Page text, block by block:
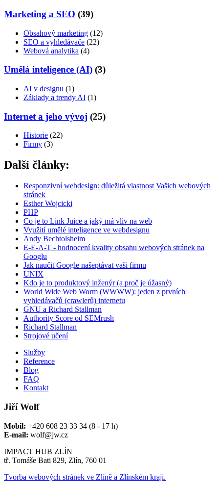
Marketing a SEO (39)
Obsahový marketing (12)
SEO a vyhledávače (22)
Webová analytika (4)
Umělá inteligence (AI) (3)
AI v designu (1)
Základy a trendy AI (1)
Internet a jeho vývoj (25)
Historie (22)
Firmy (3)
Další články:
Responzivní webdesign: důležitá vlastnost Vašich webových
stránek
Esther Wojcicki
PHP
Co je to Link Juice a jaký má vliv na web
Využití umělé inteligence ve webdesignu
Andy Bechtolsheim
E-E-A-T - hodnocení kvality obsahu webových stránek na
Googlu
Jak naučit Google našeptávat vaši firmu
UNIX
Kdo je to produktový inženýr (a proč je úžasný)
World Wide Web Worm (WWWW): jeden z prvních
vyhledávačů (crawlerů) internetu
GNU a Richard Stallman
Authority Score od SEMrush
Richard Stallman
Strojové učení
Služby
Reference
Blog
FAQ
Kontakt
Jiří Wolf
Mobil: +420 608 23 33 34 (8 - 17 h)
E-mail: wolf@jw.cz
IMPACT HUB ZLÍN
tř. Tomáše Bati 829, Zlín, 760 01
Tvorba webových stránek ve Zlíně a Zlínském kraji.